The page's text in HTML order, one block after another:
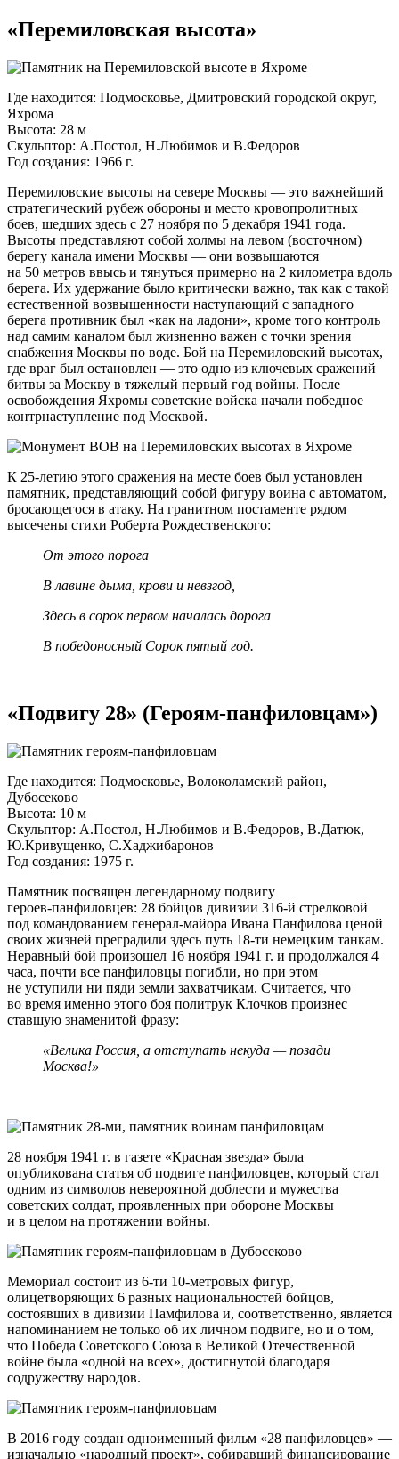
«Перемиловская высота»
Где находится: Подмосковье, Дмитровский городской округ,
Яхрома
Высота: 28 м
Скульптор: А.Постол, Н.Любимов и В.Федоров
Год создания: 1966 г.
Перемиловские высоты на севере Москвы — это важнейший
стратегический рубеж обороны и место кровопролитных
боев, шедших здесь с 27 ноября по 5 декабря 1941 года.
Высоты представляют собой холмы на левом (восточном)
берегу канала имени Москвы — они возвышаются
на 50 метров ввысь и тянуться примерно на 2 километра вдоль
берега. Их удержание было критически важно, так как с такой
естественной возвышенности наступающий с западного
берега противник был «как на ладони», кроме того контроль
над самим каналом был жизненно важен с точки зрения
снабжения Москвы по воде. Бой на Перемиловский высотах,
где враг был остановлен — это одно из ключевых сражений
битвы за Москву в тяжелый первый год войны. После
освобождения Яхромы советские войска начали победное
контрнаступление под Москвой.
К 25-летию этого сражения на месте боев был установлен
памятник, представляющий собой фигуру воина с автоматом,
бросающегося в атаку. На гранитном постаменте рядом
высечены стихи Роберта Рождественского:
От этого порога
В лавине дыма, крови и невзгод,
Здесь в сорок первом началась дорога
В победоносный Сорок пятый год.
«Подвигу 28» (Героям-панфиловцам»)
Где находится: Подмосковье, Волоколамский район,
Дубосеково
Высота: 10 м
Скульптор: А.Постол, Н.Любимов и В.Федоров, В.Датюк,
Ю.Кривущенко, С.Хаджибаронов
Год создания: 1975 г.
Памятник посвящен легендарному подвигу
героев-панфиловцев: 28 бойцов дивизии 316-й стрелковой
под командованием генерал-майора Ивана Панфилова ценой
своих жизней преградили здесь путь 18-ти немецким танкам.
Неравный бой произошел 16 ноября 1941 г. и продолжался 4
часа, почти все панфиловцы погибли, но при этом
не уступили ни пяди земли захватчикам. Считается, что
во время именно этого боя политрук Клочков произнес
ставшую знаменитой фразу:
«Велика Россия, а отступать некуда — позади
Москва!»
28 ноября 1941 г. в газете «Красная звезда» была
опубликована статья об подвиге панфиловцев, который стал
одним из символов невероятной доблести и мужества
советских солдат, проявленных при обороне Москвы
и в целом на протяжении войны.
Мемориал состоит из 6-ти 10-метровых фигур,
олицетворяющих 6 разных национальностей бойцов,
состоявших в дивизии Памфилова и, соответственно, является
напоминанием не только об их личном подвиге, но и о том,
что Победа Советского Союза в Великой Отечественной
войне была «одной на всех», достигнутой благодаря
содружеству народов.
В 2016 году создан одноименный фильм «28 панфиловцев» —
изначально «народный проект», собиравший финансирование